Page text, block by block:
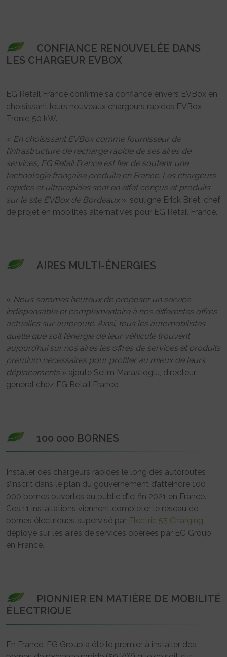
CONFIANCE RENOUVELÉE DANS
LES CHARGEUR EVBOX
EG Retail France confirme sa confiance envers EVBox en
choisissant leurs nouveaux chargeurs rapides EVBox
Troniq 50 kW.
« En choisissant EVBox comme fournisseur de
l’infrastructure de recharge rapide de ses aires de
services, EG Retail France est fier de soutenir une
technologie française produite en France. Les chargeurs
rapides et ultrarapides sont en effet conçus et produits
sur le site EVBox de Bordeaux», souligne Erick Briet, chef
de projet en mobilités alternatives pour EG Retail France.
AIRES MULTI-ÉNERGIES
« Nous sommes heureux de proposer un service
indispensable et complémentaire à nos différentes offres
actuelles sur autoroute. Ainsi, tous les automobilistes
quelle que soit l’énergie de leur véhicule trouvent
aujourd’hui sur nos aires les offres de services et produits
premium nécessaires pour profiter au mieux de leurs
déplacements» ajoute Selim Maraslioglu, directeur
général chez EG Retail France.
100 000 BORNES
Installer des chargeurs rapides le long des autoroutes
s’inscrit dans le plan du gouvernement d’atteindre 100
000 bornes ouvertes au public d’ici fin 2021 en France.
Ces 11 installations viennent compléter le réseau de
bornes électriques supervisé par Electric 55 Charging,
déployé sur les aires de services opérées par EG Group
en France.
PIONNIER EN MATIÈRE DE MOBILITÉ
ÉLECTRIQUE
En France, EG Group a été le premier à installer des